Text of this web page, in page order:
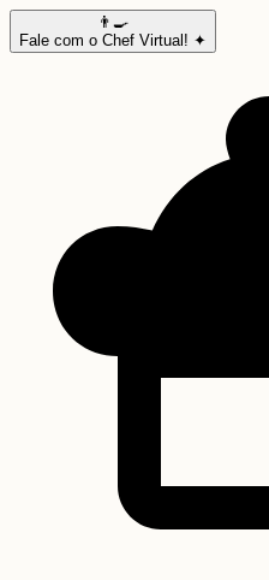
👨‍🍳
Fale com o Chef Virtual! ✦